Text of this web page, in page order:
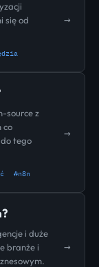
się od
→
source z
co
tego
#n8n
→
i duże
branże i
→